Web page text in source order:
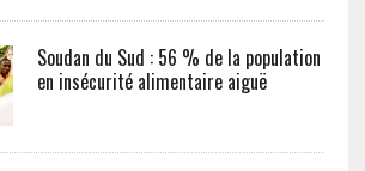
Soudan du Sud : 56 % de la population
en insécurité alimentaire aiguë